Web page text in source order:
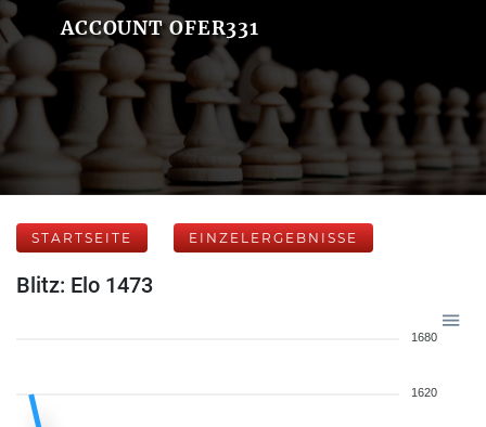
ACCOUNT OFER331
STARTSEITE EINZELERGEBNISSE
Blitz: Elo 1473
1680
1620